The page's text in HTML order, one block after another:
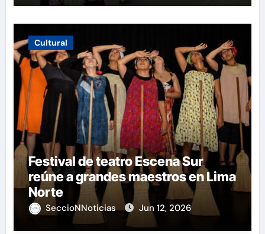
Cultural
Festival de teatro Escena Sur
reúne a grandes maestros en Lima
Norte
SeccioNNoticias Jun 12, 2026